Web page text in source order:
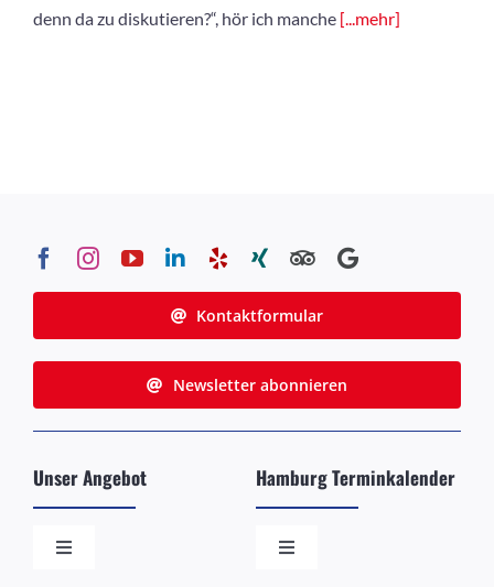
denn da zu diskutieren?“, hör ich manche [...mehr]
Kontaktformular
Newsletter abonnieren
Unser Angebot
Toggle
Hamburg Terminkalender
Toggle